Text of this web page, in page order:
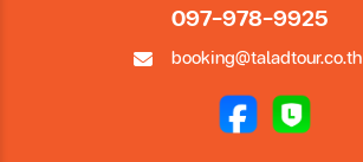
097-978-9925
booking@taladtour.co.th